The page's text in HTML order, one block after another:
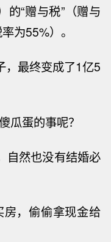
的“赠与税”（赠与
为55%）。
，最终变成了1亿5
瓜蛋的事呢？
自然也没有结婚必
，偷偷拿现金给